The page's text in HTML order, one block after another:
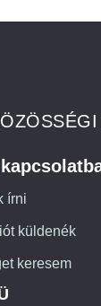
írni
küldenék
keresem